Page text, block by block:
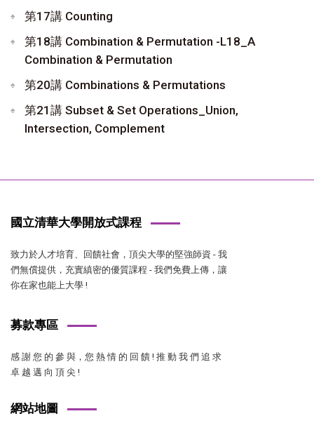
第17講 Counting
第18講 Combination & Permutation -L18_A
Combination & Permutation
第20講 Combinations & Permutations
第21講 Subset & Set Operations_Union,
Intersection, Complement
國立清華大學開放式課程
致力於人才培育、回饋社會，頂尖大學的堅強師資 - 我
們無償提供，充實縝密的優質課程 - 我們免費上傳，讓
你在家也能上大學 !
募款專區
感 謝 您 的 參 與，您 熱 情 的 回 饋 ! 推 動 我 們 追 求
卓 越 邁 向 頂 尖 !
網站地圖